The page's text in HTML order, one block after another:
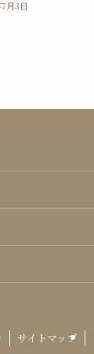
月3日
サイトマップ